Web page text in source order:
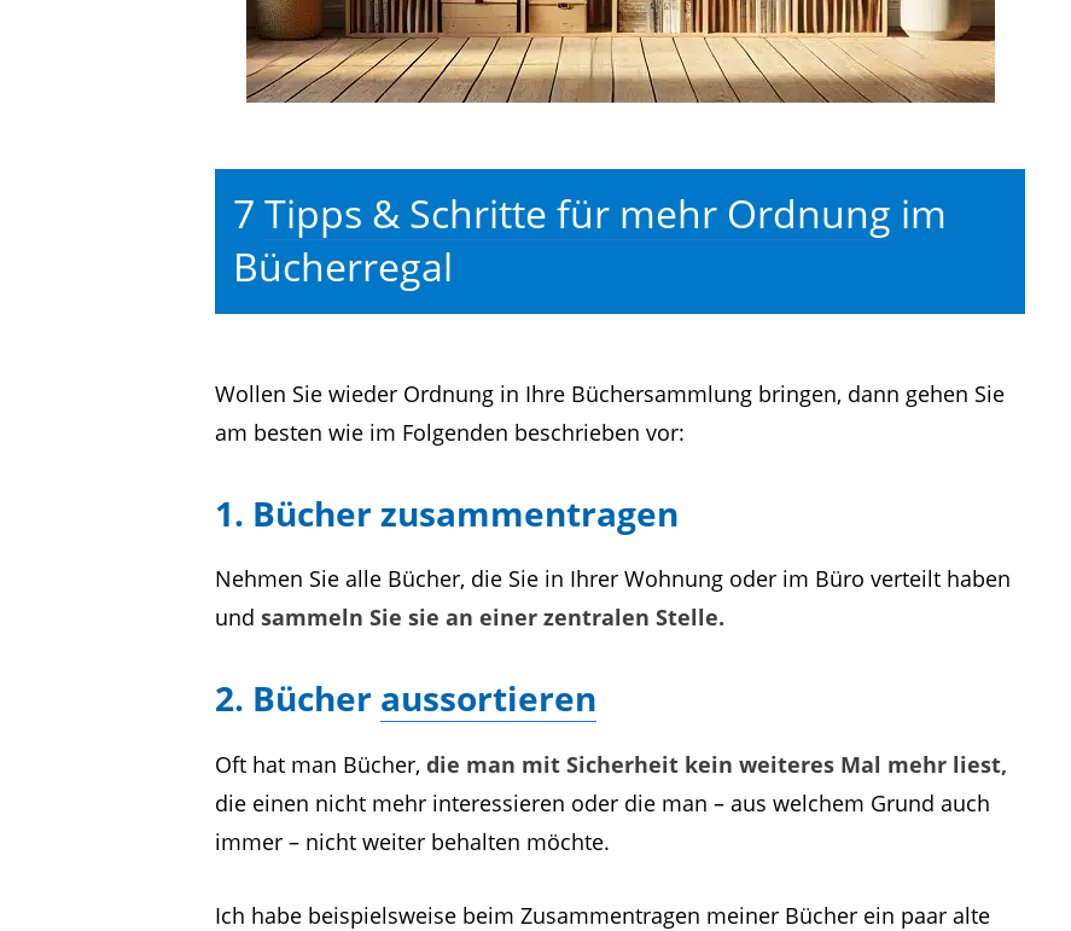
7 Tipps & Schritte für mehr Ordnung im
Bücherregal
Wollen Sie wieder Ordnung in Ihre Büchersammlung bringen, dann gehen Sie
am besten wie im Folgenden beschrieben vor:
1. Bücher zusammentragen
Nehmen Sie alle Bücher, die Sie in Ihrer Wohnung oder im Büro verteilt haben
und sammeln Sie sie an einer zentralen Stelle.
2. Bücher aussortieren
Oft hat man Bücher, die man mit Sicherheit kein weiteres Mal mehr liest,
die einen nicht mehr interessieren oder die man – aus welchem Grund auch
immer – nicht weiter behalten möchte.
Ich habe beispielsweise beim Zusammentragen meiner Bücher ein paar alte